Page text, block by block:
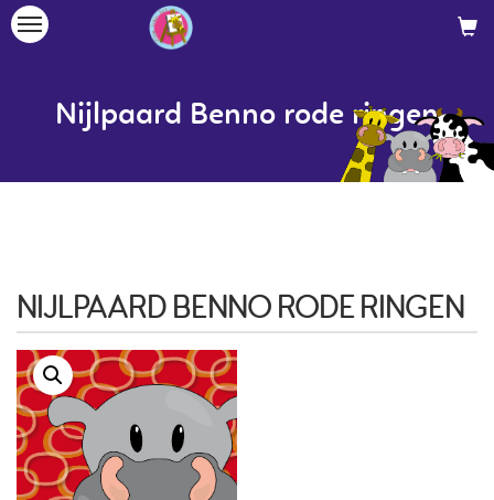
Toggle
Nijlpaard Benno rode ringen
NIJLPAARD BENNO RODE RINGEN